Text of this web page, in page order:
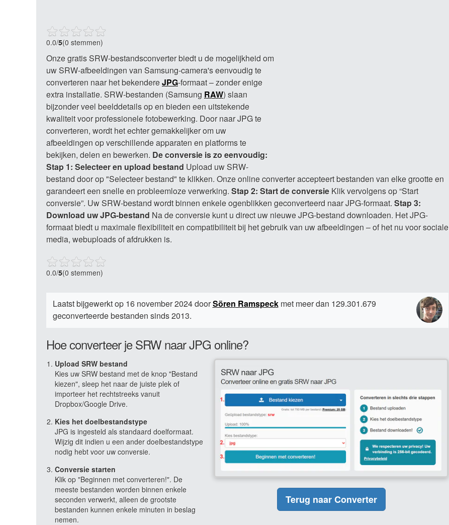
0.0/5(0 stemmen)
Onze gratis SRW-bestandsconverter biedt u de mogelijkheid om
uw SRW-afbeeldingen van Samsung-camera's eenvoudig te
converteren naar het bekendereJPG-formaat – zonder enige
extra installatie. SRW-bestanden (Samsung RAW) slaan
bijzonder veel beelddetails op en bieden een uitstekende
kwaliteit voor professionele fotobewerking. Door naar JPG te
converteren, wordt het echter gemakkelijker om uw
afbeeldingen op verschillende apparaten en platforms te
bekijken, delen en bewerken. De conversie is zo eenvoudig:
Stap 1: Selecteer en upload bestand Upload uw SRW-
bestand door op "Selecteer bestand" te klikken. Onze online converter accepteert bestanden van elke grootte en
garandeert een snelle en probleemloze verwerking. Stap 2: Start de conversie Klik vervolgens op “Start
conversie”. Uw SRW-bestand wordt binnen enkele ogenblikken geconverteerd naar JPG-formaat. Stap 3:
Download uw JPG-bestand Na de conversie kunt u direct uw nieuwe JPG-bestand downloaden. Het JPG-
formaat biedt u maximale flexibiliteit en compatibiliteit bij het gebruik van uw afbeeldingen – of het nu voor sociale
media, webuploads of afdrukken is.
0.0/5(0 stemmen)
Laatst bijgewerkt op 16 november 2024 doorSören Ramspeckmet meer dan 129.301.679
geconverteerde bestanden sinds 2013.
Hoe converteer je SRW naar JPG online?
Upload SRW bestand
Kies uw SRW bestand met de knop "Bestand
kiezen", sleep het naar de juiste plek of
importeer het rechtstreeks vanuit
Dropbox/Google Drive.
Kies het doelbestandstype
JPG is ingesteld als standaard doelformaat.
Wijzig dit indien u een ander doelbestandstype
nodig hebt voor uw conversie.
Conversie starten
Klik op "Beginnen met converteren!". De
meeste bestanden worden binnen enkele
seconden verwerkt, alleen de grootste
bestanden kunnen enkele minuten in beslag
nemen.
Terug naar Converter